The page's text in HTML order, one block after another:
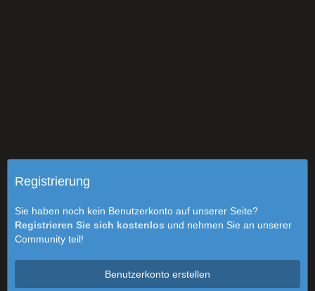
Registrierung
Sie haben noch kein Benutzerkonto auf unserer Seite?
Registrieren Sie sich kostenlos und nehmen Sie an unserer
Community teil!
Benutzerkonto erstellen